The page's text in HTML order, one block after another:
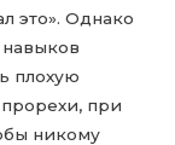
это». Однако
плохую
при
никому